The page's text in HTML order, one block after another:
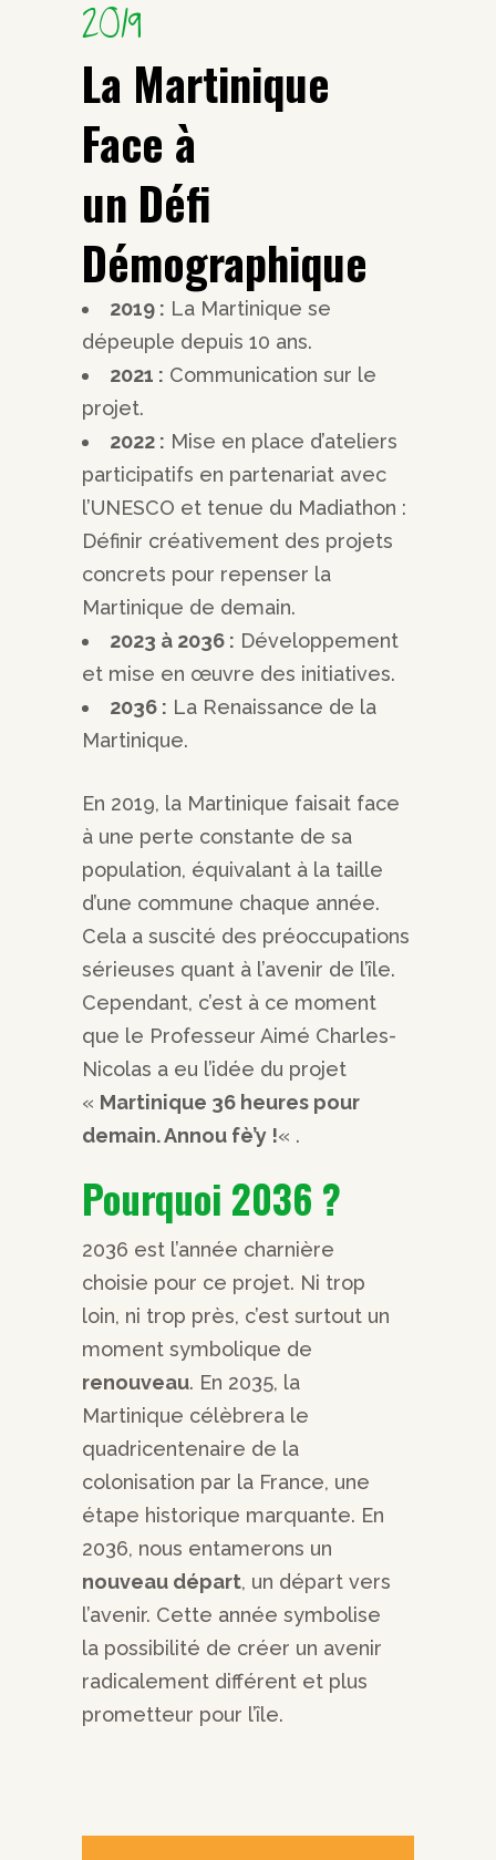
2019
La Martinique
Face à
un Défi
Démographique
2019 : La Martinique se
dépeuple depuis 10 ans.
2021 : Communication sur le
projet.
2022 : Mise en place d’ateliers
participatifs en partenariat avec
l’UNESCO et tenue du Madiathon :
Définir créativement des projets
concrets pour repenser la
Martinique de demain.
2023 à 2036 : Développement
et mise en œuvre des initiatives.
2036 : La Renaissance de la
Martinique.
En 2019, la Martinique faisait face
à une perte constante de sa
population, équivalant à la taille
d’une commune chaque année.
Cela a suscité des préoccupations
sérieuses quant à l’avenir de l’île.
Cependant, c’est à ce moment
que le Professeur Aimé Charles-
Nicolas a eu l’idée du projet
« Martinique 36 heures pour
demain. Annou fè’y !« .
Pourquoi 2036 ?
2036 est l’année charnière
choisie pour ce projet. Ni trop
loin, ni trop près, c’est surtout un
moment symbolique de
renouveau. En 2035, la
Martinique célèbrera le
quadricentenaire de la
colonisation par la France, une
étape historique marquante. En
2036, nous entamerons un
nouveau départ, un départ vers
l’avenir. Cette année symbolise
la possibilité de créer un avenir
radicalement différent et plus
prometteur pour l’île.